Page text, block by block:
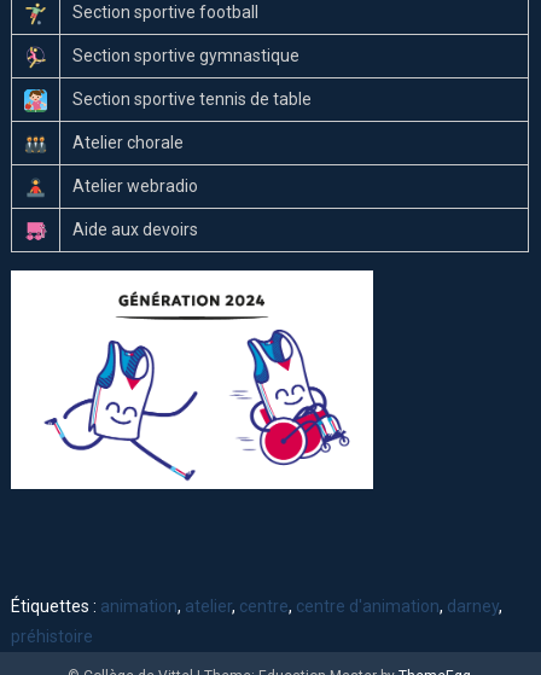
Section sportive football
Section sportive gymnastique
Section sportive tennis de table
Atelier chorale
Atelier webradio
Aide aux devoirs
Étiquettes : animation, atelier, centre, centre d'animation, darney,
préhistoire